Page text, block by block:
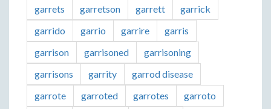
garrets
garretson garrett
garrick
garrido
garrio garrire
garris
garrison
garrisoned
garrisoning
garrisons
garrity
garrod disease
garrote
garroted garrotes
garroto